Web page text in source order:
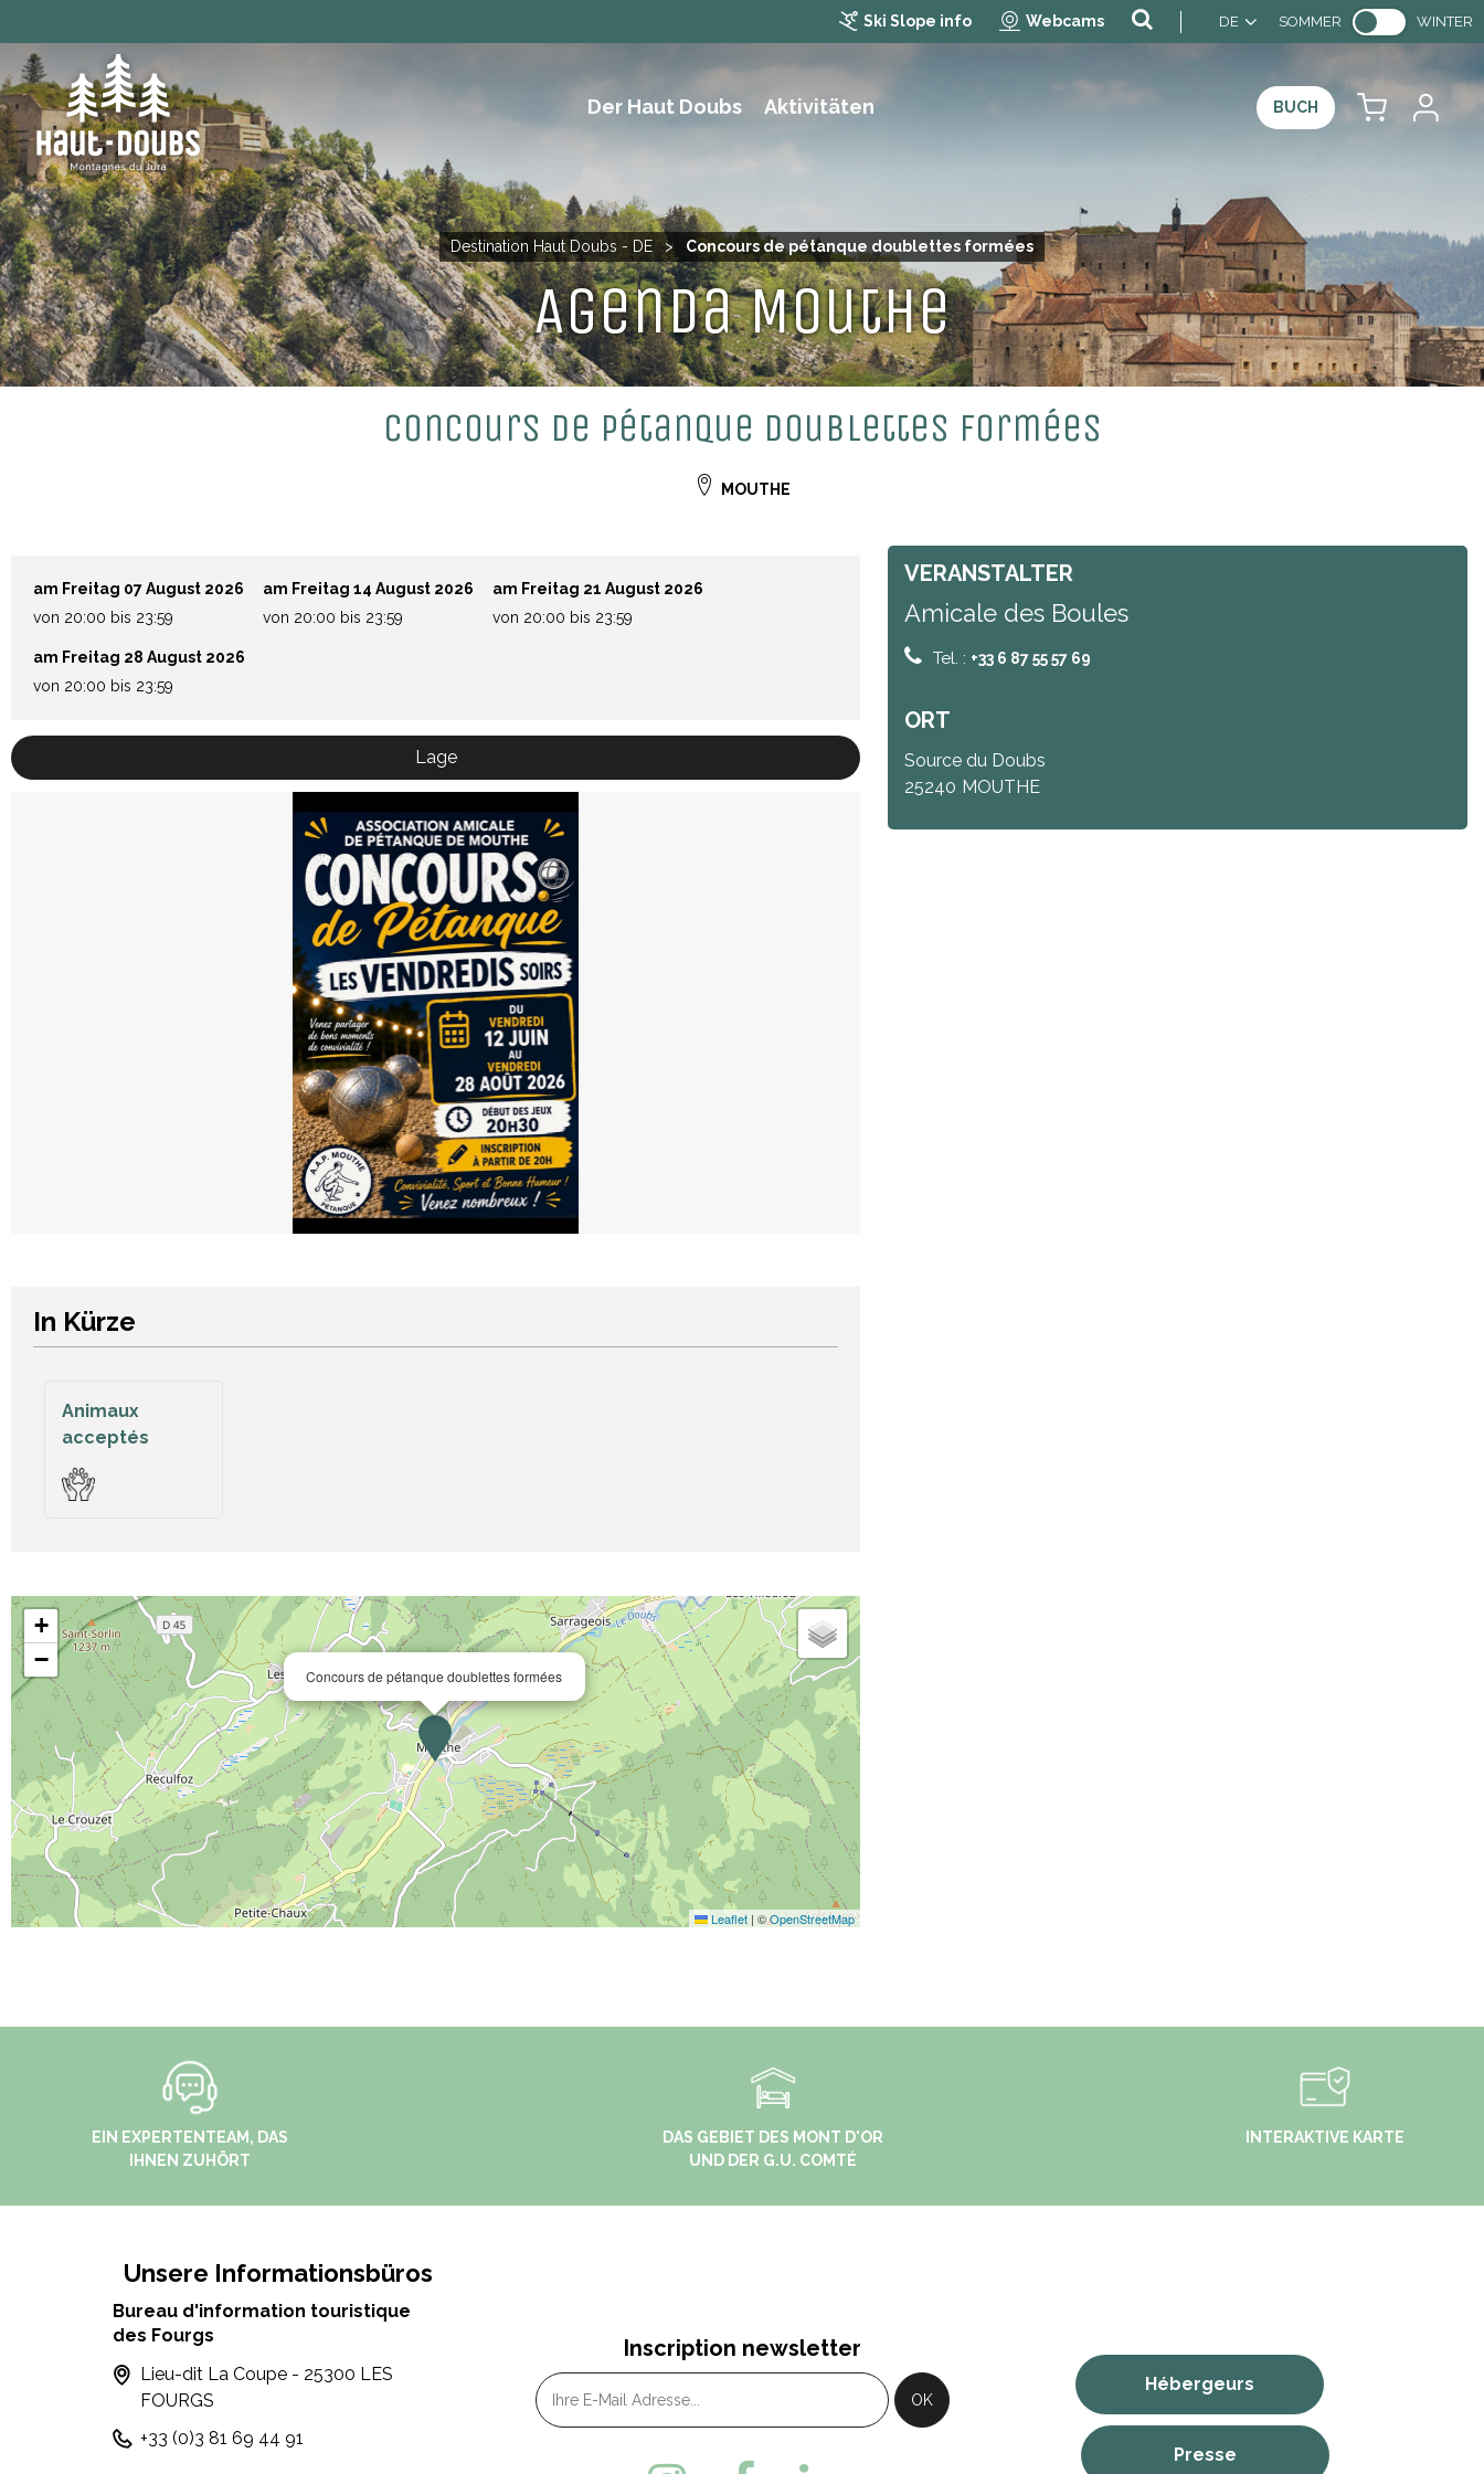
Ski Slope info Webcams DE SOMMER WINTER
Der Haut Doubs Aktivitäten BUCH
Destination Haut Doubs - DE > Concours de pétanque doublettes formées
Agenda Mouthe
Concours de pétanque doublettes formées
MOUTHE
am Freitag 07 August 2026
von 20:00 bis 23:59
am Freitag 14 August 2026
von 20:00 bis 23:59
am Freitag 21 August 2026
von 20:00 bis 23:59
am Freitag 28 August 2026
von 20:00 bis 23:59
Lage
VERANSTALTER
Amicale des Boules
Tel. : +33 6 87 55 57 69
ORT
Source du Doubs
25240 MOUTHE
In Kürze
Animaux
acceptés
Concours de pétanque doublettes formées
+
−
Leaflet | ©OpenStreetMap
EIN EXPERTENTEAM, DAS
IHNEN ZUHÖRT
DAS GEBIET DES MONT D'OR
UND DER G.U. COMTÉ
INTERAKTIVE KARTE
Unsere Informationsbüros
Bureau d'information touristique
des Fourgs
Lieu-dit La Coupe - 25300 LES
FOURGS
+33 (0)3 81 69 44 91
Inscription newsletter
Hébergeurs
Presse